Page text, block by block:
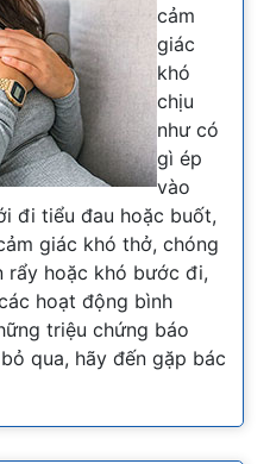
cảm
giác
khó
chịu
như có
gì ép
vào
đi tiểu đau hoặc buốt,
giác khó thở, chóng
rẩy hoặc khó bước đi,
hoạt động bình
triệu chứng báo
qua, hãy đến gặp bác